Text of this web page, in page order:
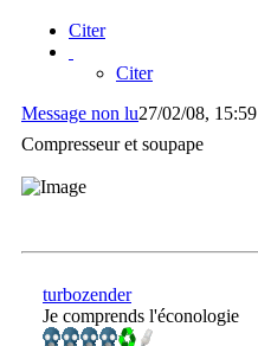
Citer
Citer
Message non lu27/02/08, 15:59
Compresseur et soupape
turbozender
Je comprends l'éconologie